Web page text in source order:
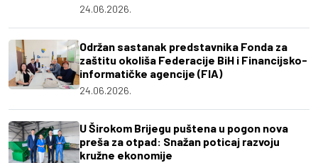
24.06.2026.
Održan sastanak predstavnika Fonda za
zaštitu okoliša Federacije BiH i Financijsko-
informatičke agencije (FIA)
24.06.2026.
U Širokom Brijegu puštena u pogon nova
preša za otpad: Snažan poticaj razvoju
kružne ekonomije